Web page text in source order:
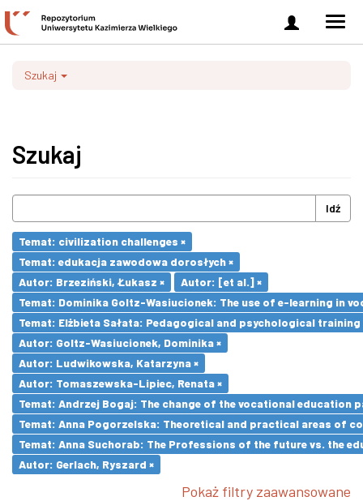
Zaloguj
się
Szukaj
Szukaj
Idź
Temat: civilization challenges ×
Temat: edukacja zawodowa dorosłych ×
Autor: Brzeziński, Łukasz ×
Autor: [et al.] ×
Temat: Dominika Goltz-Wasiucionek: The use of e-learning in
Temat: Elżbieta Sałata: Pedagogical and psychological
Autor: Goltz-Wasiucionek, Dominika ×
Autor: Ludwikowska, Katarzyna ×
Autor: Tomaszewska-Lipiec, Renata ×
Temat: Andrzej Bogaj: The change of the vocational education
Temat: Anna Pogorzelska: Theoretical and practical areas of
Temat: Anna Suchorab: The Professions of the future vs. the
Autor: Gerlach, Ryszard ×
Pokaż filtry zaawansowane